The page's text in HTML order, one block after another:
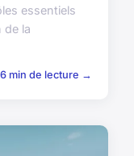
essentiels
de la
6 min de lecture →